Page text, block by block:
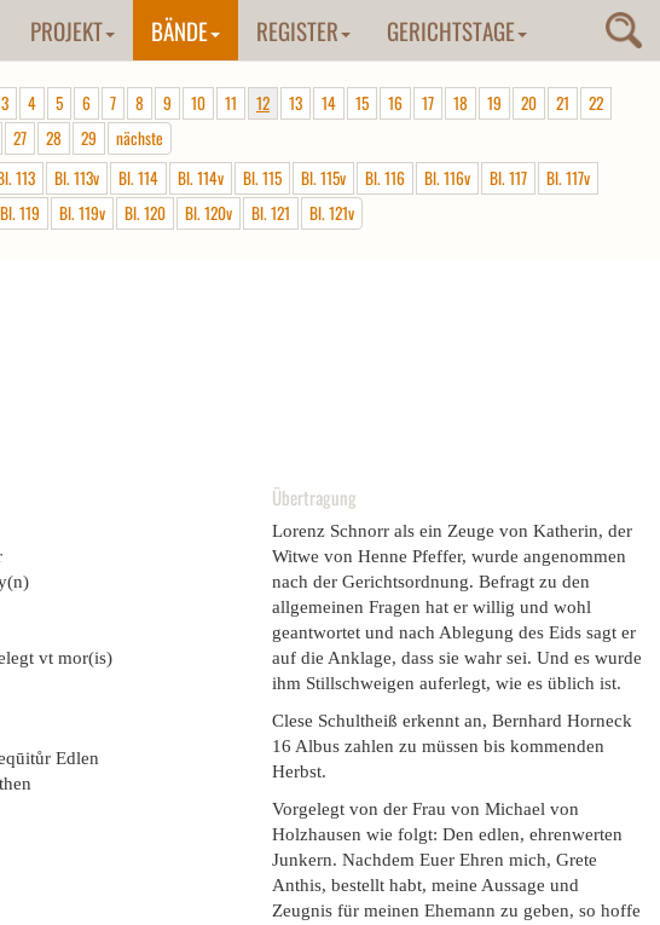
PROJEKT BÄNDE REGISTER GERICHTSTAGE
3 4 5 6 7 8 9 10 11 12 13 14 15 16 17 18 19 20 21
22
27 28 29
nächste
113 Bl. 113v Bl. 114 Bl. 114v Bl. 115 Bl. 115v Bl. 116 Bl. 116v Bl. 117
Bl. 117v
Bl. 119 Bl. 119v Bl. 120 Bl. 120v Bl. 121 Bl. 121v
vt mor(is)
Edlen
Übertragung
Lorenz Schnorr als ein Zeuge von Katherin, der
Witwe von Henne Pfeffer, wurde angenommen
nach der Gerichtsordnung. Befragt zu den
allgemeinen Fragen hat er willig und wohl
geantwortet und nach Ablegung des Eids sagt er
auf die Anklage, dass sie wahr sei. Und es wurde
ihm Stillschweigen auferlegt, wie es üblich ist.
Clese Schultheiß erkennt an, Bernhard Horneck
16 Albus zahlen zu müssen bis kommenden
Herbst.
Vorgelegt von der Frau von Michael von
Holzhausen wie folgt: Den edlen, ehrenwerten
Junkern. Nachdem Euer Ehren mich, Grete
Anthis, bestellt habt, meine Aussage und
Zeugnis für meinen Ehemann zu geben, so hoffe